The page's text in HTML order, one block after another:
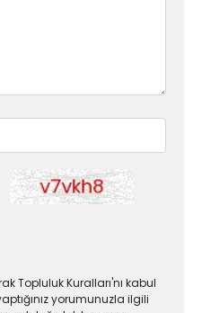
Topluluk Kuralları'nı kabul
yorumunuzla ilgili